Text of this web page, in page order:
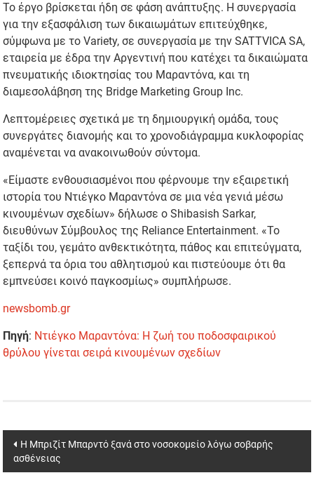
Το έργο βρίσκεται ήδη σε φάση ανάπτυξης. Η συνεργασία
για την εξασφάλιση των δικαιωμάτων επιτεύχθηκε,
σύμφωνα με το Variety, σε συνεργασία με την SATTVICA SA,
εταιρεία με έδρα την Αργεντινή που κατέχει τα δικαιώματα
πνευματικής ιδιοκτησίας του Μαραντόνα, και τη
διαμεσολάβηση της Bridge Marketing Group Inc.
Λεπτομέρειες σχετικά με τη δημιουργική ομάδα, τους
συνεργάτες διανομής και το χρονοδιάγραμμα κυκλοφορίας
αναμένεται να ανακοινωθούν σύντομα.
«Είμαστε ενθουσιασμένοι που φέρνουμε την εξαιρετική
ιστορία του Ντιέγκο Μαραντόνα σε μια νέα γενιά μέσω
κινουμένων σχεδίων» δήλωσε ο Shibasish Sarkar,
διευθύνων Σύμβουλος της Reliance Entertainment. «Το
ταξίδι του, γεμάτο ανθεκτικότητα, πάθος και επιτεύγματα,
ξεπερνά τα όρια του αθλητισμού και πιστεύουμε ότι θα
εμπνεύσει κοινό παγκοσμίως» συμπλήρωσε.
newsbomb.gr
Πηγή: Ντιέγκο Μαραντόνα: Η ζωή του ποδοσφαιρικού
θρύλου γίνεται σειρά κινουμένων σχεδίων
Post
navigation
Η Μπριζίτ Μπαρντό ξανά στο νοσοκομείο λόγω σοβαρής
ασθένειας